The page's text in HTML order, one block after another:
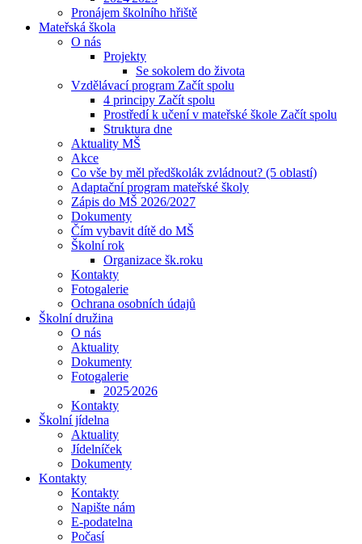
Pronájem školního hřiště
Mateřská škola
O nás
Projekty
Se sokolem do života
Vzdělávací program Začít spolu
4 principy Začít spolu
Prostředí k učení v mateřské škole Začít spolu
Struktura dne
Aktuality MŠ
Akce
Co vše by měl předškolák zvládnout? (5 oblastí)
Adaptační program mateřské školy
Zápis do MŠ 2026/2027
Dokumenty
Čím vybavit dítě do MŠ
Školní rok
Organizace šk.roku
Kontakty
Fotogalerie
Ochrana osobních údajů
Školní družina
O nás
Aktuality
Dokumenty
Fotogalerie
2025⁄2026
Kontakty
Školní jídelna
Aktuality
Jídelníček
Dokumenty
Kontakty
Kontakty
Napište nám
E-podatelna
Počasí